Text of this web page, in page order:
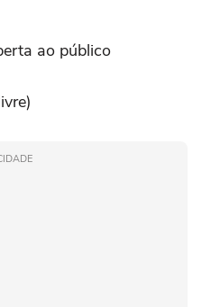
ao público